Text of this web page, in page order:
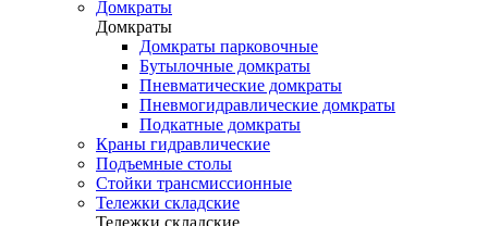
Домкраты
Домкраты
Домкраты парковочные
Бутылочные домкраты
Пневматические домкраты
Пневмогидравлические домкраты
Подкатные домкраты
Краны гидравлические
Подъемные столы
Стойки трансмиссионные
Тележки складские
Тележки складские